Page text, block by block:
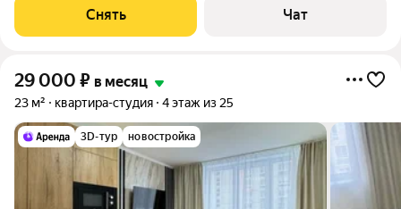
Микроволновка Дом - монолитный, окна выходят во двор. Есть
консьерж. В подъезде
Снять Чат
29 000 ₽ в месяц
23 м² квартира-студия 4 этаж из 25
3D-тур новостройка